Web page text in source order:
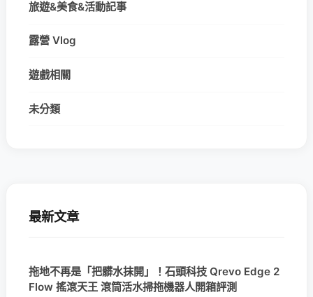
旅遊&美食&活動記事
露營 Vlog
遊戲相關
未分類
最新文章
拖地不再是「把髒水抹開」！石頭科技 Qrevo Edge 2
Flow 搖滾天王 滾筒活水掃拖機器人開箱評測